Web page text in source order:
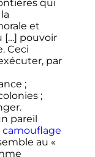
qui
et
[…] pouvoir
Ceci
par
;
;
pareil
camouflage
au «